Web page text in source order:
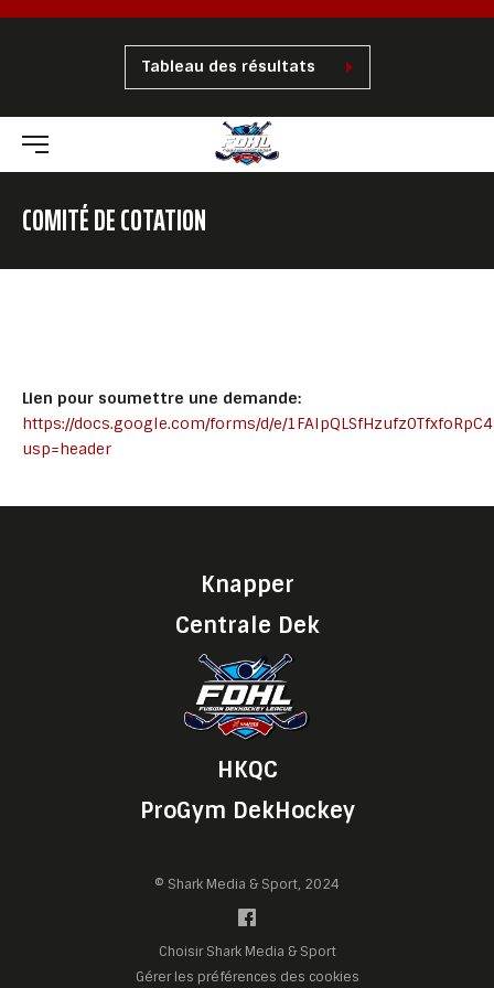
Tableau des résultats
COMITÉ DE COTATION
Lien pour soumettre une demande:
https://docs.google.com/forms/d/e/
usp=header
Knapper
Centrale Dek
HKQC
ProGym DekHockey
© Shark Media & Sport, 2024
Choisir Shark Media & Sport
Gérer les préférences des cookies